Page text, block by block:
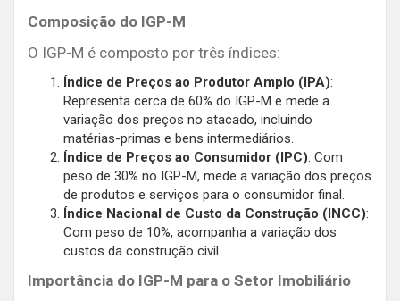
Composição do IGP-M
O IGP-M é composto por três índices:
Índice de Preços ao Produtor Amplo (IPA):
Representa cerca de 60% do IGP-M e mede a
variação dos preços no atacado, incluindo
matérias-primas e bens intermediários.
Índice de Preços ao Consumidor (IPC): Com
peso de 30% no IGP-M, mede a variação dos preços
de produtos e serviços para o consumidor final.
Índice Nacional de Custo da Construção (INCC):
Com peso de 10%, acompanha a variação dos
custos da construção civil.
Importância do IGP-M para o Setor Imobiliário